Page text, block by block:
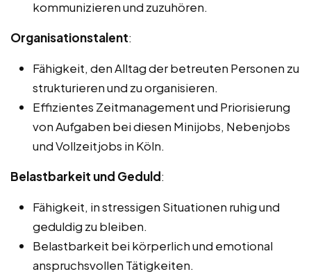
kommunizieren und zuzuhören.
Organisationstalent:
Fähigkeit, den Alltag der betreuten Personen zu
strukturieren und zu organisieren.
Effizientes Zeitmanagement und Priorisierung
von Aufgaben bei diesen Minijobs, Nebenjobs
und Vollzeitjobs in Köln.
Belastbarkeit und Geduld:
Fähigkeit, in stressigen Situationen ruhig und
geduldig zu bleiben.
Belastbarkeit bei körperlich und emotional
anspruchsvollen Tätigkeiten.